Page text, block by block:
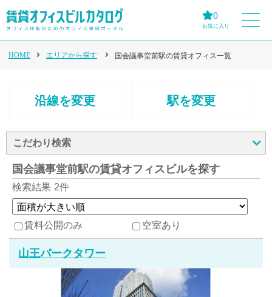
0
お気に入り
HOME エリアから探す 国会議事堂前駅の賃貸オフィス一覧
沿線を変更 駅を変更
こだわり検索
国会議事堂前駅の賃貸オフィスビルを探す
検索結果 2件
賃料公開のみ 空室あり
山王パークタワー